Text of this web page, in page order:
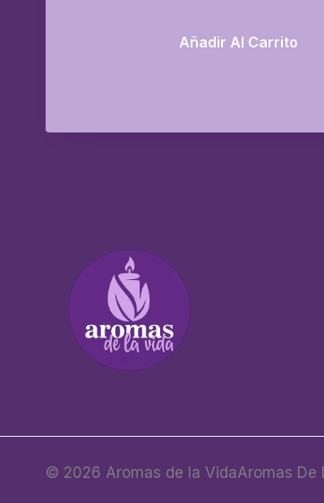
Añadir Al Carrito
© 2026 Aromas de la VidaAromas De